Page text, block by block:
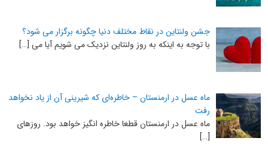
جشن ولنتاین در نقاط مختلف دنیا چگونه برگزار می شود؟
با توجه به اینکه به روز ولنتاین نزدیک می شویم آیا می […]
ماه عسل در ارمنستان – خاطره‌ای که شیرینی آن از یاد نخواهد
رفت
ماه عسل در ارمنستان قطعا خاطره انگیز خواهد بود. روزهای
[…]